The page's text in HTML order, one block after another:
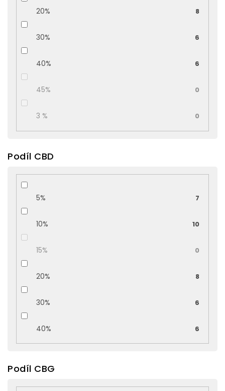
20% 8
30% 6
40% 6
45% 0
3 % 0
Podíl CBD
5% 7
10% 10
15% 0
20% 8
30% 6
40% 6
Podíl CBG